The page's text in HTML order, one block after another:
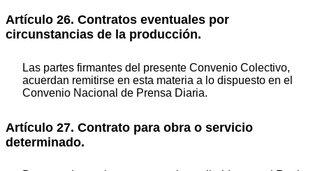
Artículo 26. Contratos eventuales por
circunstancias de la producción.
Las partes firmantes del presente Convenio Colectivo,
acuerdan remitirse en esta materia a lo dispuesto en el
Convenio Nacional de Prensa Diaria.
Artículo 27. Contrato para obra o servicio
determinado.